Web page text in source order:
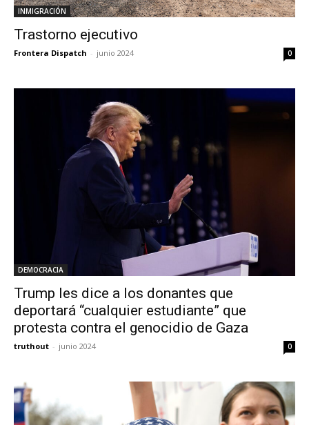
INMIGRACIÓN
Trastorno ejecutivo
Frontera Dispatch - junio 2024 0
DEMOCRACIA
Trump les dice a los donantes que
deportará “cualquier estudiante” que
protesta contra el genocidio de Gaza
truthout - junio 2024 0